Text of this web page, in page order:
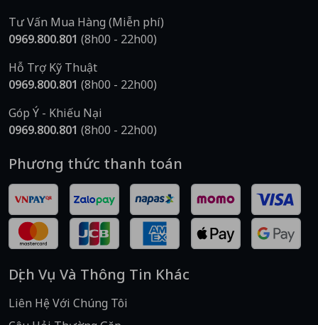
Tư Vấn Mua Hàng (Miễn phí)
0969.800.801 (8h00 - 22h00)
Hỗ Trợ Kỹ Thuật
0969.800.801 (8h00 - 22h00)
Góp Ý - Khiếu Nại
0969.800.801 (8h00 - 22h00)
Phương thức thanh toán
Dịch Vụ Và Thông Tin Khác
Liên Hệ Với Chúng Tôi